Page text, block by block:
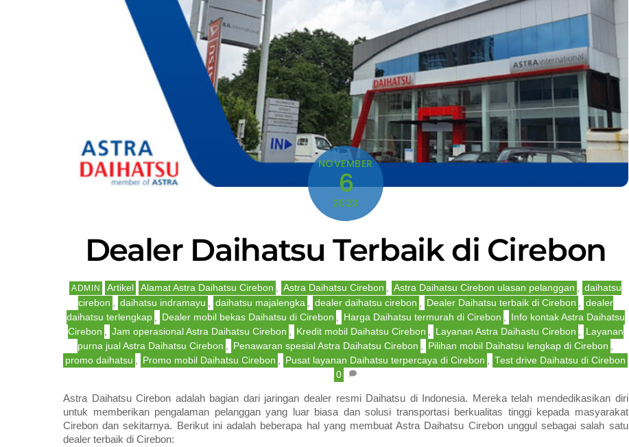
NOVEMBER
6
2023
Dealer Daihatsu Terbaik di Cirebon
ADMIN Artikel Alamat Astra Daihatsu Cirebon , Astra Daihatsu Cirebon , Astra Daihatsu Cirebon ulasan pelanggan , daihatsu
cirebon , daihatsu indramayu , daihatsu majalengka , dealer daihatsu cirebon , Dealer Daihatsu terbaik di Cirebon , dealer
daihatsu terlengkap , Dealer mobil bekas Daihatsu di Cirebon , Harga Daihatsu termurah di Cirebon ,
Info kontak Astra Daihatsu
Cirebon , Jam operasional Astra Daihatsu Cirebon , Kredit mobil Daihatsu Cirebon , Layanan Astra Daihastu Cirebon ,
Layanan
purna jual Astra Daihatsu Cirebon , Penawaran spesial Astra Daihatsu Cirebon , Pilihan mobil Daihatsu lengkap di Cirebon ,
promo daihatsu , Promo mobil Daihatsu Cirebon , Pusat layanan Daihatsu terpercaya di Cirebon , Test drive Daihatsu di Cirebon
0
Astra Daihatsu Cirebon adalah bagian dari jaringan dealer resmi Daihatsu di Indonesia. Mereka telah mendedikasikan diri
untuk memberikan pengalaman pelanggan yang luar biasa dan solusi transportasi berkualitas tinggi kepada masyarakat
Cirebon dan sekitarnya. Berikut ini adalah beberapa hal yang membuat Astra Daihatsu Cirebon unggul sebagai salah satu
dealer terbaik di Cirebon: